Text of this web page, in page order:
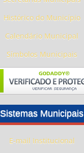
Histórico do Município
Calendário Municipal
Símbolos Municipais
Sistemas Municipais
E-mail Institucional